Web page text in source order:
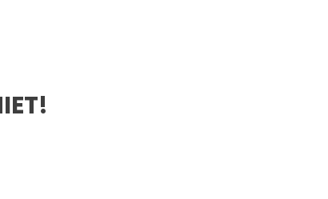
MAG NIET!